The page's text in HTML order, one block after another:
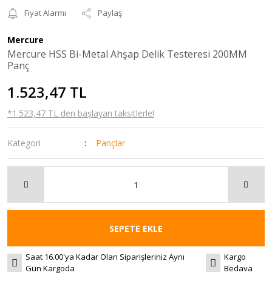
Fiyat Alarmı
Paylaş
Mercure
Mercure HSS Bi-Metal Ahşap Delik Testeresi 200MM
Panç
1.523,47 TL
*1.523,47 TL den başlayan taksitlerle!
Kategori Pançlar
SEPETE EKLE
Saat 16.00'ya Kadar Olan Siparişleriniz Aynı
Gün Kargoda
Kargo
Bedava